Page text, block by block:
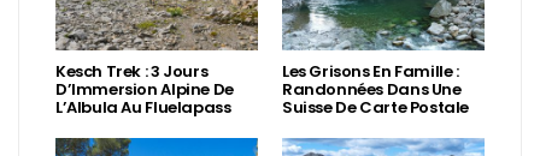
Kesch Trek : 3 Jours
D’Immersion Alpine De
L’Albula Au Fluelapass
Les Grisons En Famille :
Randonnées Dans Une
Suisse De Carte Postale